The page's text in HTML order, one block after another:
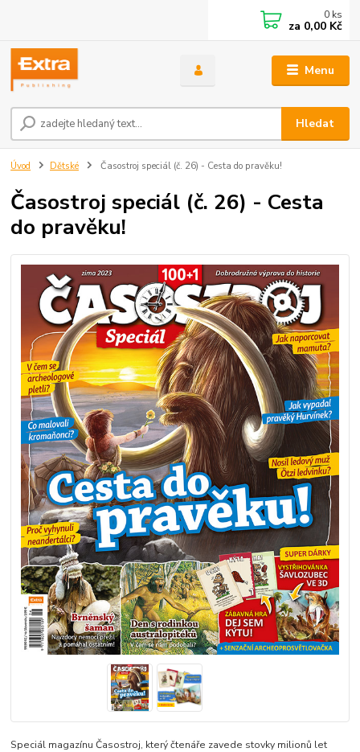
Menu
Hledat
0 ks
za 0,00 Kč
Úvod Dětské Časostroj speciál (č. 26) - Cesta do pravěku!
Časostroj speciál (č. 26) - Cesta
do pravěku!
Speciál magazínu Časostroj, který čtenáře zavede stovky milionů let